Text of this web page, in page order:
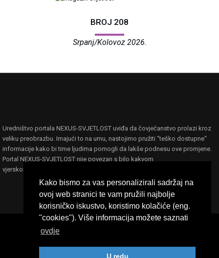
Kako bismo za vas personalizirali sadržaj na
ovoj web stranici te vam pružili najbolje
korisničko iskustvo, koristimo kolačiće (eng.
"cookies"). Više informacija možete saznati
ovdje
U redu
BROJ 208
Srpanj/Kolovoz 2026.
Uredništvo portala NEXUS-SVJETLOST uviđa da čovječanstvo prolazi kroz
veliku preobrazbu. Imajući to na umu, nastojimo pružiti “teško dostupne“
informacije kako bi time ljudima pomogli da lakše podnesu ove promjene.
Portal NEXUS-SVJETLOST nije povezan s bilo kakvom
vjerskom,filozofskom ili političkom ideologijom ili organizacijom.
Nexus-Svjetlost © 2023 - Sva prava pridržana